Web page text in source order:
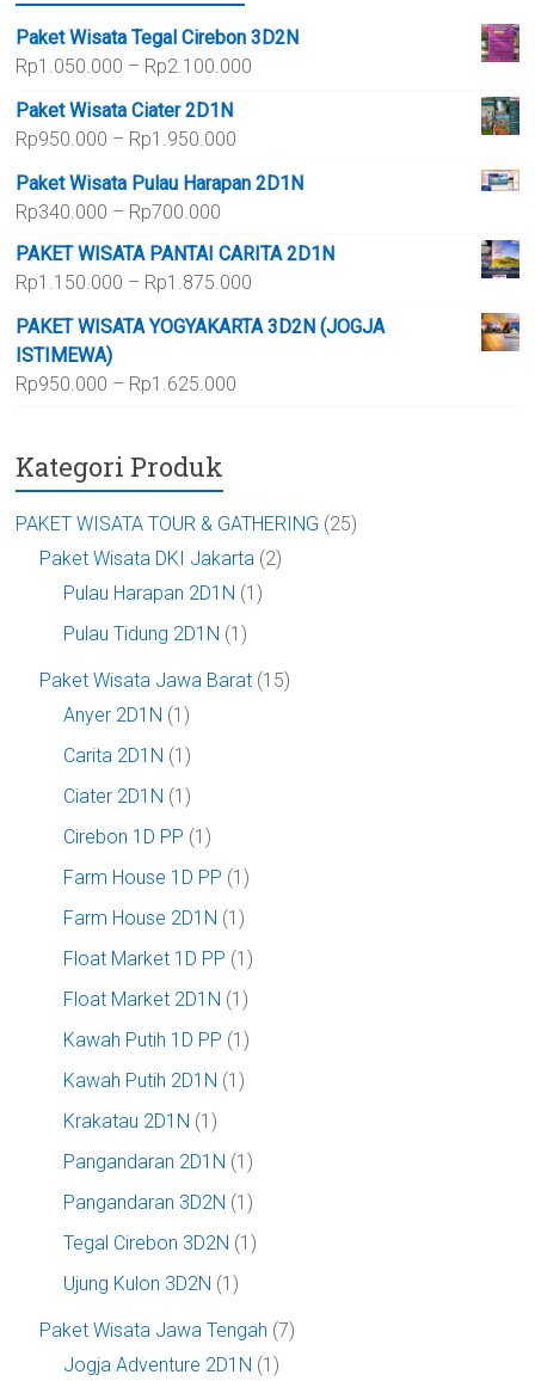
Paket Wisata Tegal Cirebon 3D2N
Rp1.050.000 – Rp2.100.000
Rp2.100.000
Paket Wisata Ciater 2D1N
Rp950.000 – Rp1.950.000
Rp950.000
Rp1.950.000
Paket Wisata Pulau Harapan 2D1N
Rp340.000 – Rp700.000
harga:
Rp340.000
hingga
Rp700.000
PAKET WISATA PANTAI CARITA 2D1N
Rp1.150.000 – Rp1.875.000
Rp1.150.000
PAKET WISATA YOGYAKARTA 3D2N (JOGJA
ISTIMEWA)
Rp950.000 – Rp1.625.000
Kategori Produk
PAKET WISATA TOUR & GATHERING (25)
Paket Wisata DKI Jakarta (2)
Pulau Harapan 2D1N (1)
Pulau Tidung 2D1N (1)
Paket Wisata Jawa Barat (15)
Anyer 2D1N (1)
Carita 2D1N (1)
Ciater 2D1N (1)
Cirebon 1D PP (1)
Farm House 1D PP (1)
Farm House 2D1N (1)
Float Market 1D PP (1)
Float Market 2D1N (1)
Kawah Putih 1D PP (1)
Kawah Putih 2D1N (1)
Krakatau 2D1N (1)
Pangandaran 2D1N (1)
Pangandaran 3D2N (1)
Tegal Cirebon 3D2N (1)
Ujung Kulon 3D2N (1)
Paket Wisata Jawa Tengah (7)
Jogja Adventure 2D1N (1)